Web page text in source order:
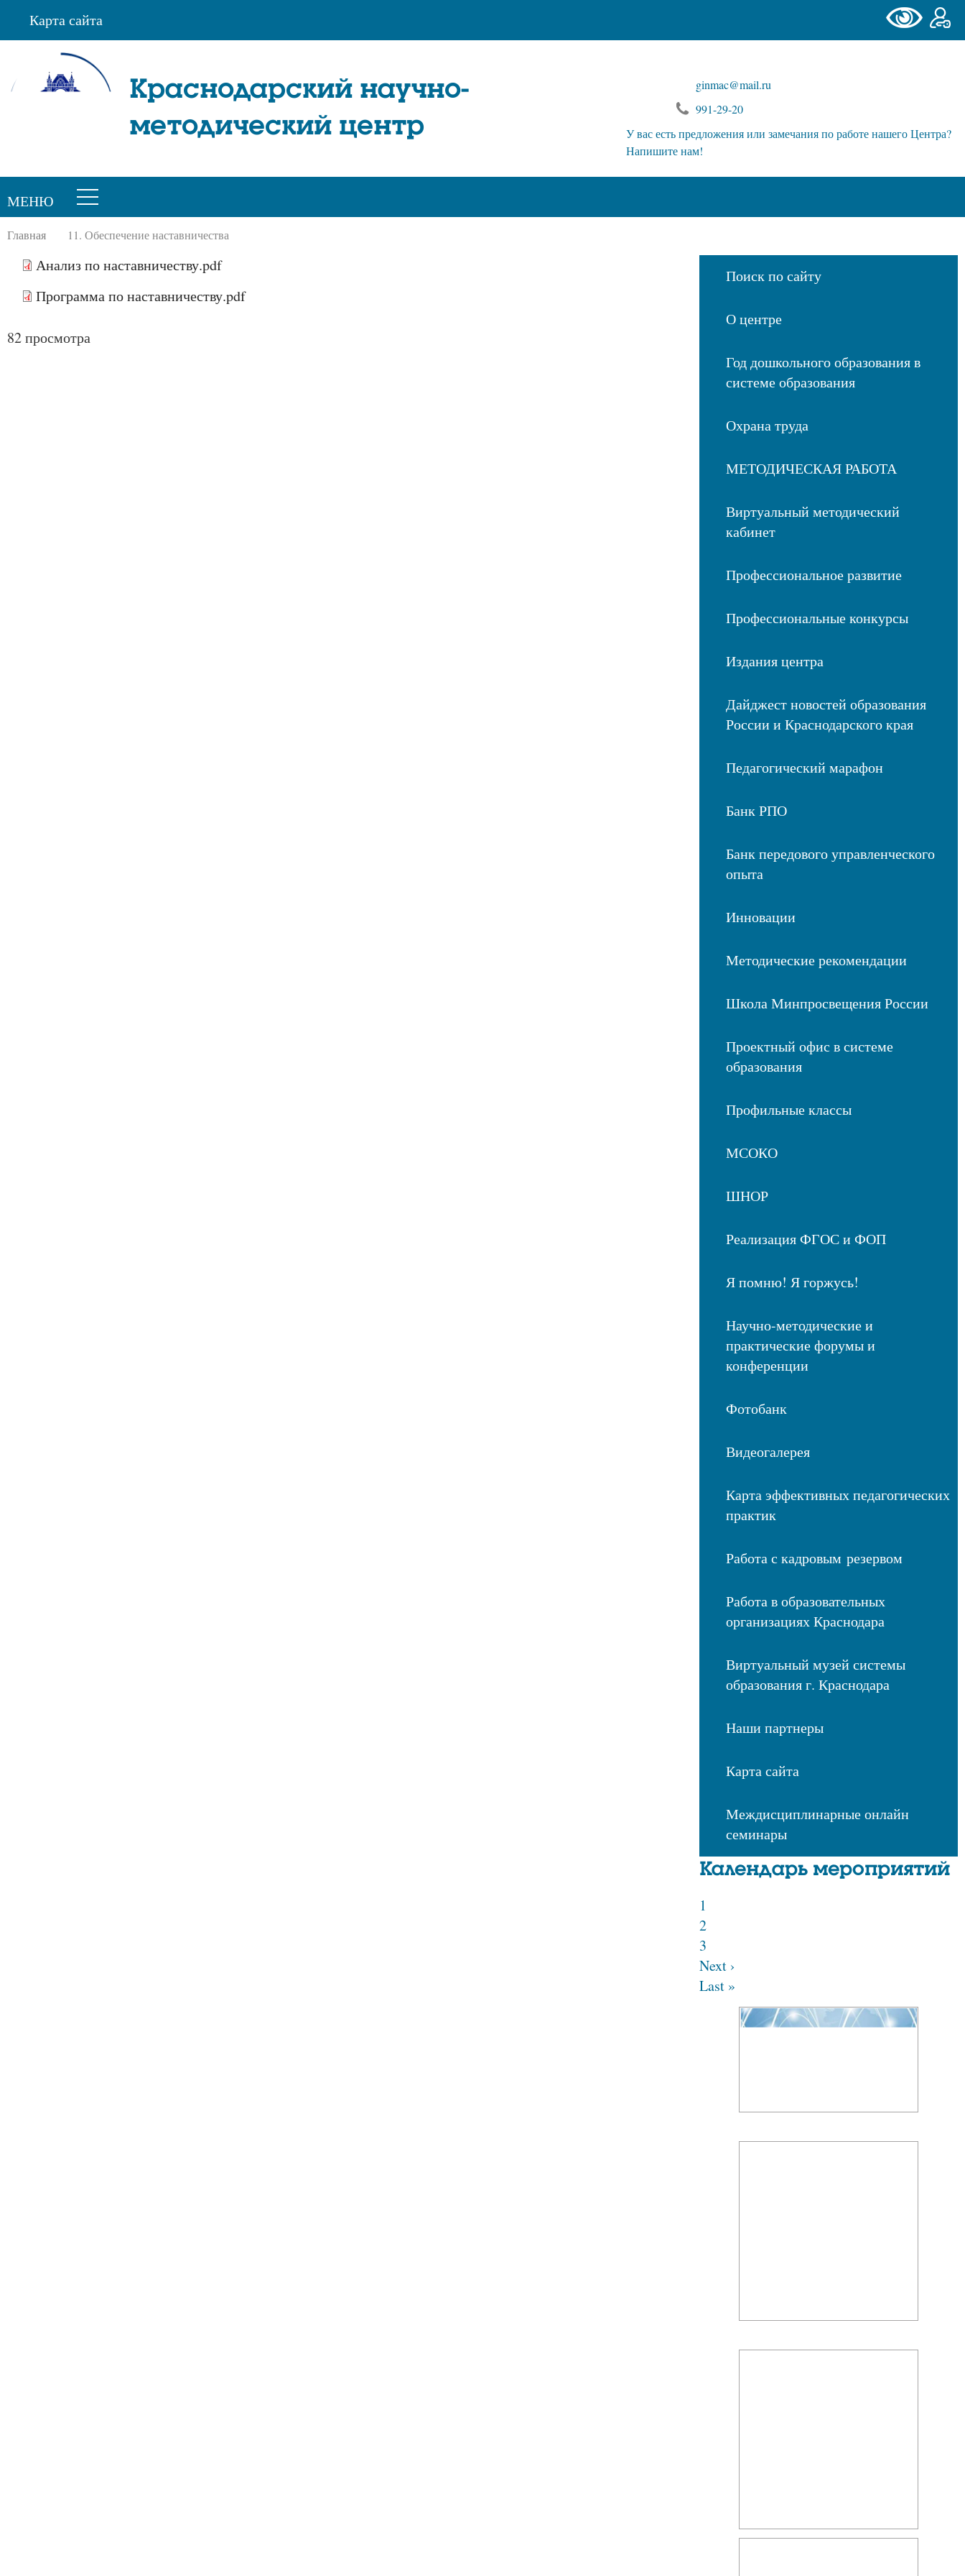
Карта сайта
Краснодарский научно-
методический центр
ginmac@mail.ru
991-29-20
У вас есть предложения или замечания по работе нашего Центра?
Напишите нам!
МЕНЮ
Главная 11. Обеспечение наставничества
Анализ по наставничеству.pdf
Программа по наставничеству.pdf
82 просмотра
Поиск по сайту
О центре
Год дошкольного образования в
системе образования
Охрана труда
МЕТОДИЧЕСКАЯ РАБОТА
Виртуальный методический
кабинет
Профессиональное развитие
Профессиональные конкурсы
Издания центра
Дайджест новостей образования
России и Краснодарского края
Педагогический марафон
Банк РПО
Банк передового управленческого
опыта
Инновации
Методические рекомендации
Школа Минпросвещения России
Проектный офис в системе
образования
Профильные классы
МСОКО
ШНОР
Реализация ФГОС и ФОП
Я помню! Я горжусь!
Научно-методические и
практические форумы и
конференции
Фотобанк
Видеогалерея
Карта эффективных педагогических
практик
Работа с кадровым резервом
Работа в образовательных
организациях Краснодара
Виртуальный музей системы
образования г. Краснодара
Наши партнеры
Карта сайта
Междисциплинарные онлайн
семинары
Календарь мероприятий
1
2
3
Next ›
Last »